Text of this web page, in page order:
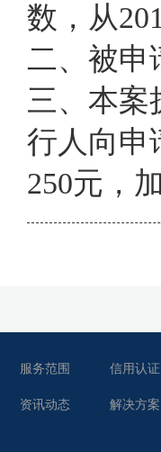
数，从
二、被申
三、本案
行人向申
250元，
服务范围 信用认证
资讯动态 解决方案